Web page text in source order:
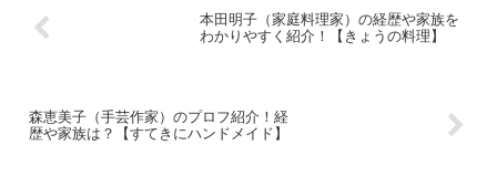
本田明子（家庭料理家）の経歴や家族を
わかりやすく紹介！【きょうの料理】
森恵美子（手芸作家）のプロフ紹介！経
歴や家族は？【すてきにハンドメイド】